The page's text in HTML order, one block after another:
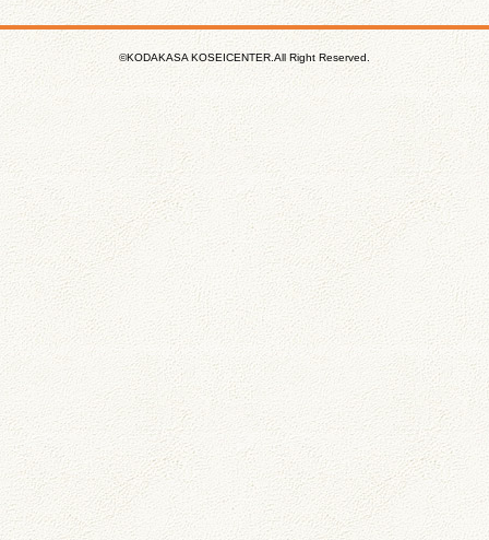
©KODAKASA KOSEICENTER.All Right Reserved.